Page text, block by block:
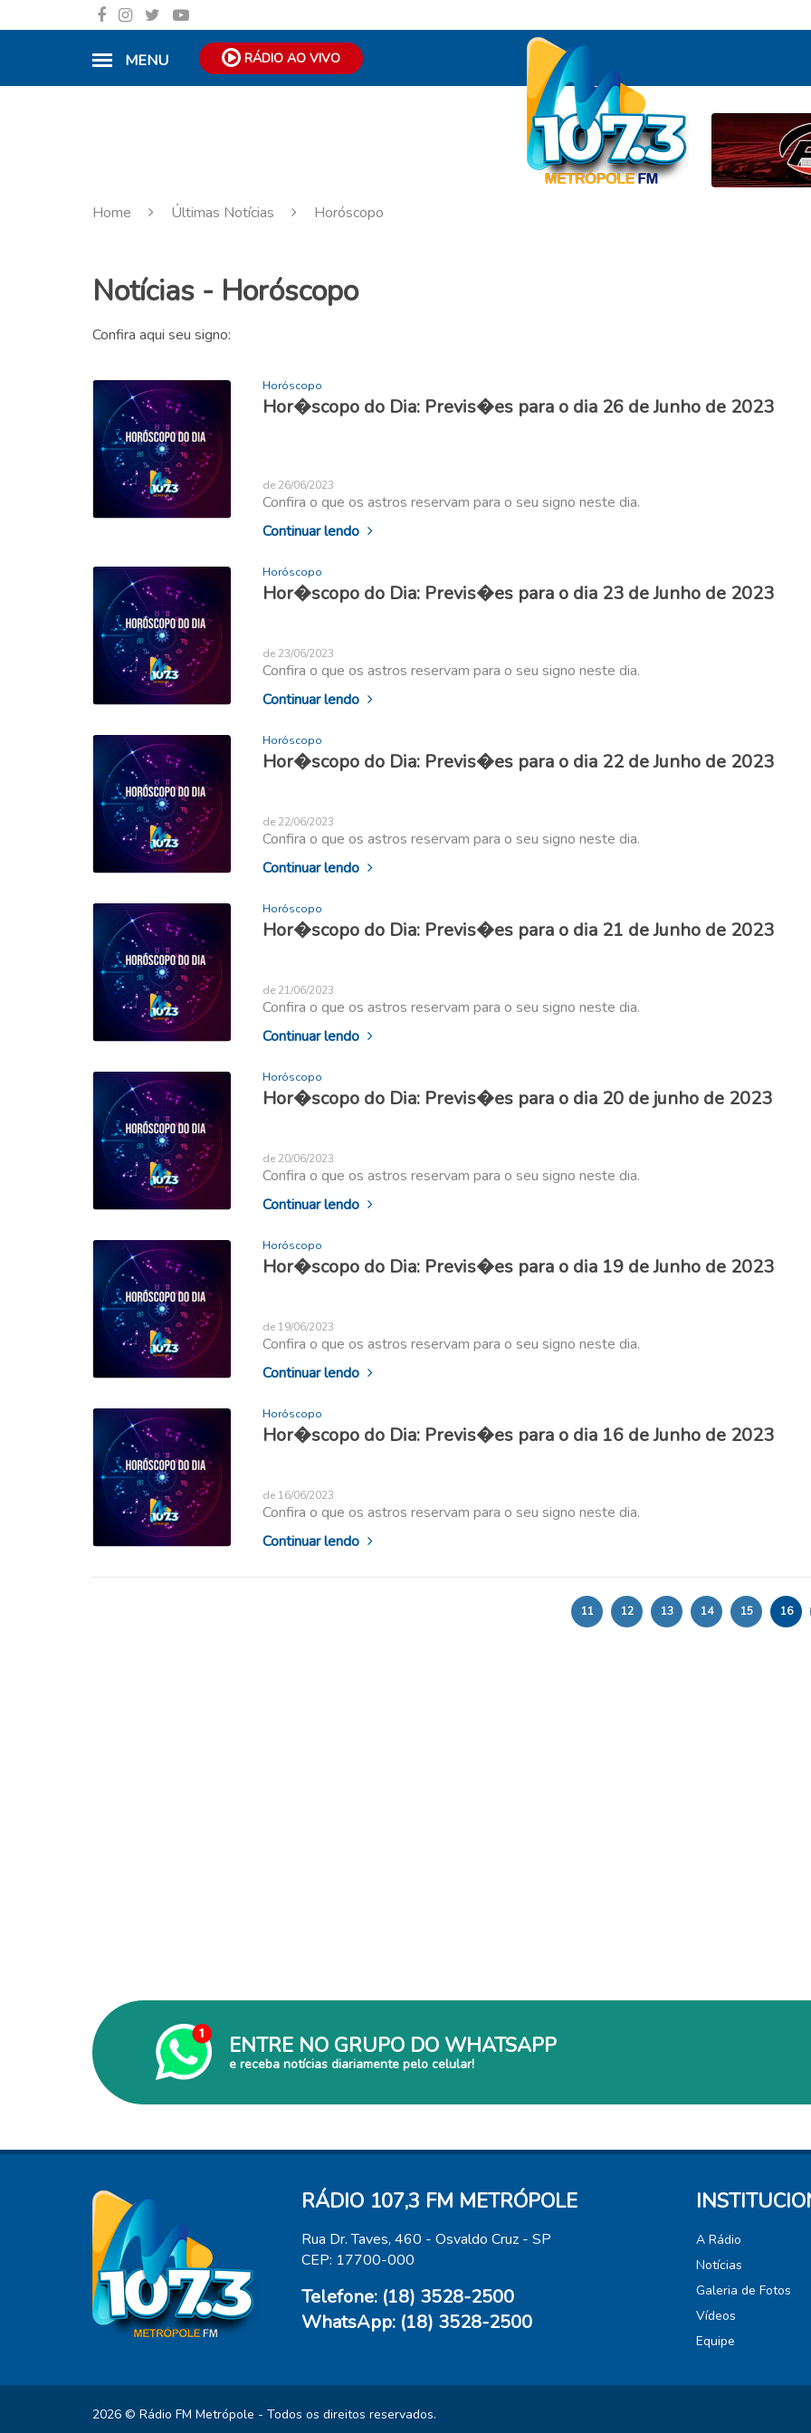
MENU RÁDIO AO VIVO
Home Últimas Notícias Horóscopo
Notícias - Horóscopo
Confira aqui seu signo:
Horóscopo
Hor�scopo do Dia: Previs�es para o dia 26 de Junho de 2023
de 26/06/2023
Confira o que os astros reservam para o seu signo neste dia.
Continuar lendo
Horóscopo
Hor�scopo do Dia: Previs�es para o dia 23 de Junho de 2023
de 23/06/2023
Confira o que os astros reservam para o seu signo neste dia.
Continuar lendo
Horóscopo
Hor�scopo do Dia: Previs�es para o dia 22 de Junho de 2023
de 22/06/2023
Confira o que os astros reservam para o seu signo neste dia.
Continuar lendo
Horóscopo
Hor�scopo do Dia: Previs�es para o dia 21 de Junho de 2023
de 21/06/2023
Confira o que os astros reservam para o seu signo neste dia.
Continuar lendo
Horóscopo
Hor�scopo do Dia: Previs�es para o dia 20 de junho de 2023
de 20/06/2023
Confira o que os astros reservam para o seu signo neste dia.
Continuar lendo
Horóscopo
Hor�scopo do Dia: Previs�es para o dia 19 de Junho de 2023
de 19/06/2023
Confira o que os astros reservam para o seu signo neste dia.
Continuar lendo
Horóscopo
Hor�scopo do Dia: Previs�es para o dia 16 de Junho de 2023
de 16/06/2023
Confira o que os astros reservam para o seu signo neste dia.
Continuar lendo
11 12 13 14 15 16
ENTRE NO GRUPO DO WHATSAPP
e receba notícias diariamente pelo celular!
RÁDIO 107,3 FM METRÓPOLE
Rua Dr. Taves, 460 - Osvaldo Cruz - SP
CEP: 17700-000
Telefone: (18) 3528-2500
WhatsApp: (18) 3528-2500
A Rádio
Notícias
Galeria de Fotos
Vídeos
Equipe
2026 © Rádio FM Metrópole - Todos os direitos reservados.